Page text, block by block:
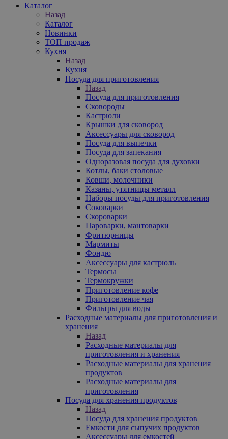
Каталог
Назад
Каталог
Новинки
ТОП продаж
Кухня
Назад
Кухня
Посуда для приготовления
Назад
Посуда для приготовления
Сковороды
Кастрюли
Крышки для сковород
Аксессуары для сковород
Посуда для выпечки
Посуда для запекания
Одноразовая посуда для духовки
Котлы, баки столовые
Ковши, молочники
Казаны, утятницы металл
Наборы посуды для приготовления
Соковарки
Скороварки
Пароварки, мантоварки
Фритюрницы
Мармиты
Фондю
Аксессуары для кастрюль
Термосы
Термокружки
Приготовление кофе
Приготовление чая
Фильтры для воды
Расходные материалы для приготовления и
хранения
Назад
Расходные материалы для
приготовления и хранения
Расходные материалы для хранения
продуктов
Расходные материалы для
приготовления
Посуда для хранения продуктов
Назад
Посуда для хранения продуктов
Емкости для сыпучих продуктов
Аксессуары для емкостей